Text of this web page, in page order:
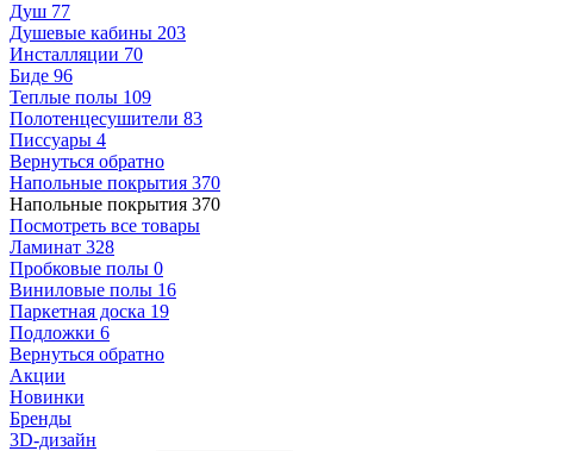
Душ 77
Душевые кабины 203
Инсталляции 70
Биде 96
Теплые полы 109
Полотенцесушители 83
Писсуары 4
Вернуться обратно
Напольные покрытия 370
Напольные покрытия 370
Посмотреть все товары
Ламинат 328
Пробковые полы 0
Виниловые полы 16
Паркетная доска 19
Подложки 6
Вернуться обратно
Акции
Новинки
Бренды
3D-дизайн